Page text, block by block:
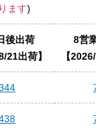
ます)
後出荷
21出荷
8営業日
2026/